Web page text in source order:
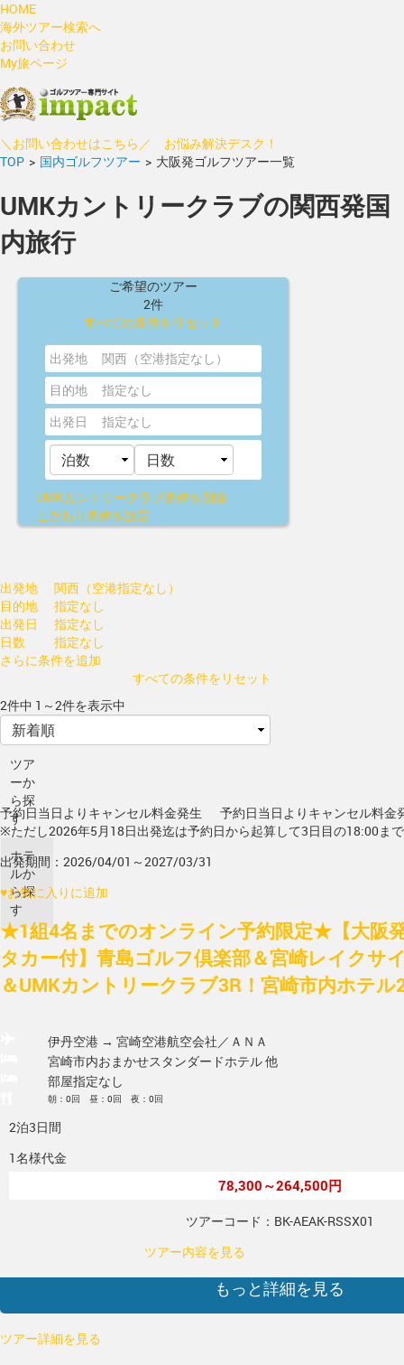
HOME
海外ツアー検索へ
お問い合わせ
My旅ページ
＼お問い合わせはこちら／ お悩み解決デスク！
TOP > 国内ゴルフツアー > 大阪発ゴルフツアー一覧
UMKカントリークラブの関西発国
内旅行
ご希望のツアー
2件
すべての条件をリセット
出発地
関西（空港指定なし）
目的地
指定なし
出発日
指定なし
UMKカントリークラブ条件を削除
こだわり条件を設定
出発地
関西（空港指定なし）
目的地
指定なし
出発日
指定なし
日数
指定なし
さらに条件を追加
すべての条件をリセット
2件中 1～2件を表示中
ツア
ーか
ら探
す
ホテ
ルか
ら探
す
予約日当日よりキャンセル料金発生
予約日当日よりキャンセル料金
※ただし2026年5月18日出発迄は予約日から起算して3日目の18:00ま
出発期間：2026/04/01～2027/03/31
♥お気に入りに追加
★1組4名までのオンライン予約限定★【大阪
タカー付】青島ゴルフ倶楽部＆宮崎レイクサ
＆UMKカントリークラブ3R！宮崎市内ホテル
伊丹空港 → 宮崎空港航空会社／ＡＮＡ
宮崎市内おまかせスタンダードホテル 他
部屋指定なし
朝：0回 昼：0回 夜：0回
2泊3日間
1名様代金
78,300～264,500円
ツアーコード：BK-AEAK-RSSX01
ツアー内容を見る
もっと詳細を見る
ツアー詳細を見る